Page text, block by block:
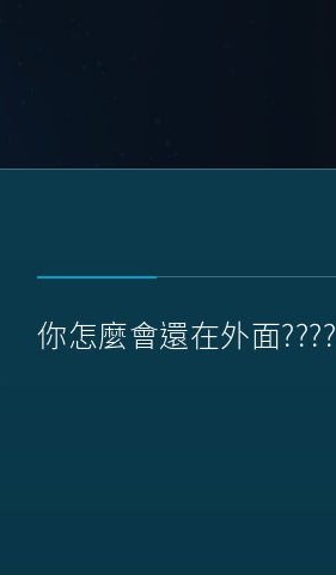
你怎麼會還在外面????